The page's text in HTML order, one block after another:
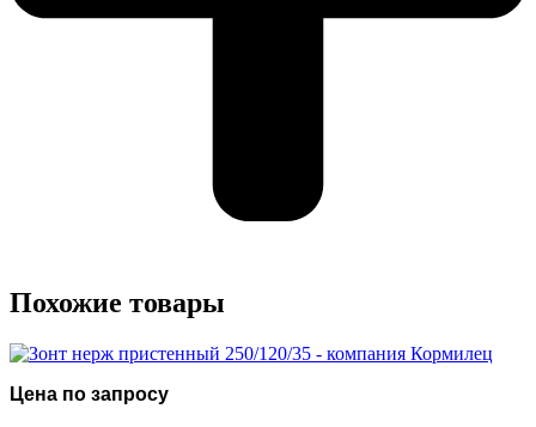
Похожие товары
Цена по запросу